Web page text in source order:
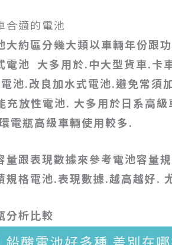
合適的電池
大約區分幾大類以車輛年份跟
電池 大多用於.中大型貨車.卡
池.改良加水式電池.避免常須
充放性電池. 大多用於日系高
電瓶高級車輛使用較多.
量跟表現數據來參考電池容量
規格電池.表現數據.越高越好.
分析比較